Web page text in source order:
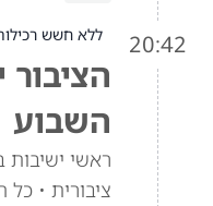
20:42 ללא חשש
השבוע
ראשי ישיבות
ציבורית •